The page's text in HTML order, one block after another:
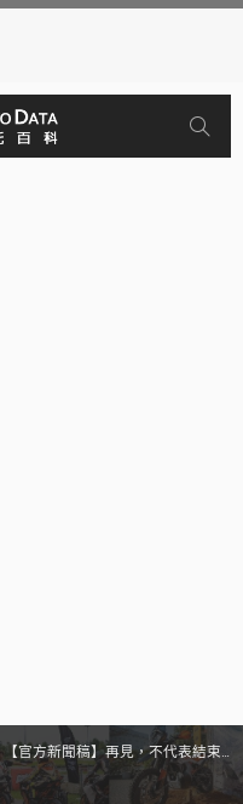
【官方新聞稿】再見，不代表結束，KTM精神永不熄滅 安東貿易宣布結束與KTM AG集團長達15年總代理合作關係